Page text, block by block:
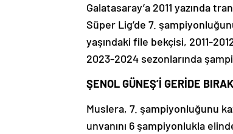
Galatasaray’a 2011 yazında
Süper Lig’de 7.
yaşındaki file bekçisi, 2011-
2023-2024 sezonlarında
ŞENOL GÜNEŞ’İ GERİDE
Muslera, 7. şampiyonluğunu
unvanını 6 şampiyonlukla